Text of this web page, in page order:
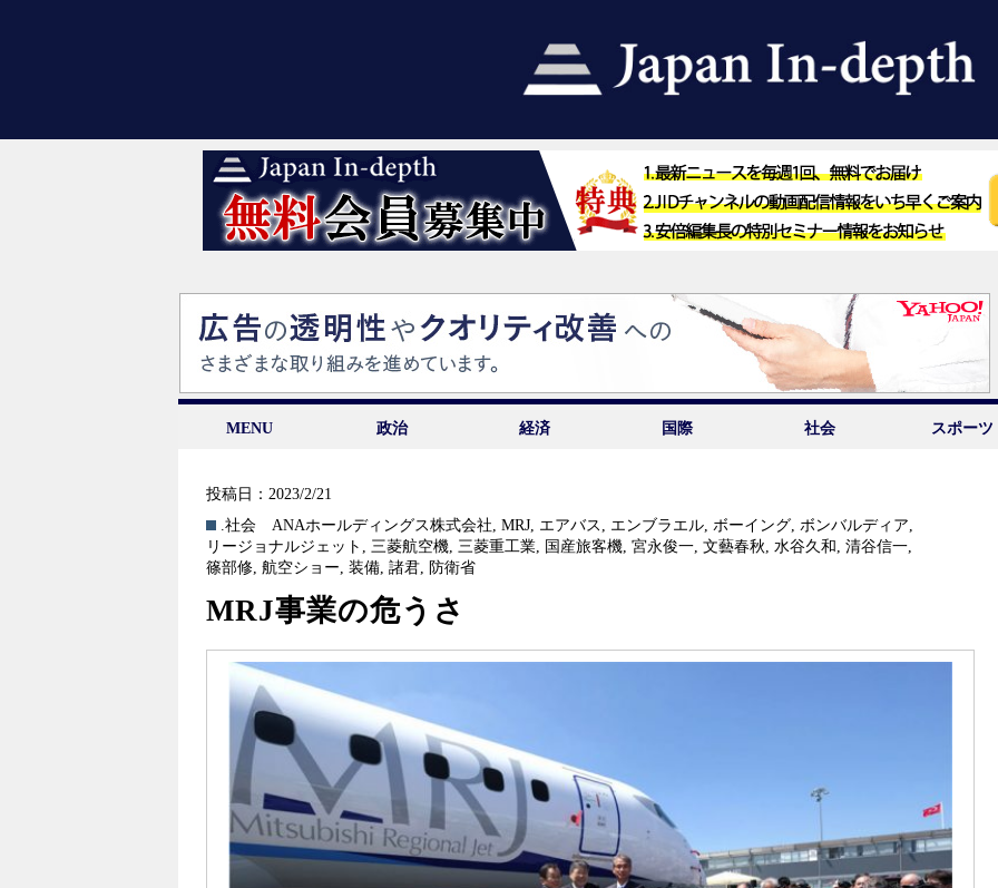
MENU 政治 経済 国際 社会 スポーツ
投稿日：2023/2/21
.社会
ANAホールディングス株式会社,MRJ, エアバス , エンブラエル,ボーイング,ボンバルディア,
リージョナルジェット , 三菱航空機, 三菱重工業, 国産旅客機, 宮永俊一, 文藝春秋, 水谷久和 , 清谷信一,
篠部修, 航空ショー, 装備, 諸君, 防衛省
MRJ事業の危うさ